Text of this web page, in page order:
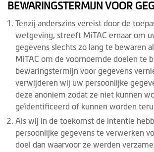
BEWARINGSTERMIJN VOOR
Tenzij anderszins vereist door de
wetgeving, streeft MiTAC ernaar om
gegevens slechts zo lang te bewaren
MiTAC om de voornoemde doelen te
bewaringstermijn voor gegevens
verwijderen wij uw persoonlijke
deze anoniem zodat ze niet kunnen
geïdentificeerd of kunnen worden
Als wij in de toekomst de intentie
persoonlijke gegevens te verwerken
doel dan waarvoor ze werden